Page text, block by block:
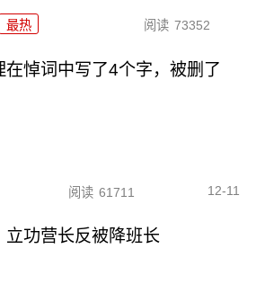
最热 阅读 73352
在悼词中写了4个字，被删了
阅读 61711 12-11
立功营长反被降班长